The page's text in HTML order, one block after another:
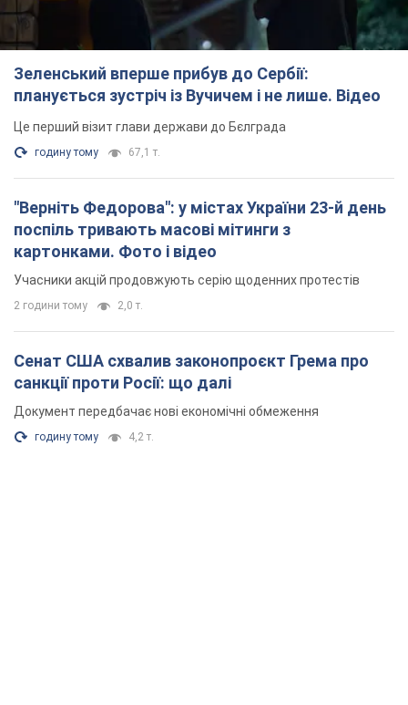
Зеленський вперше прибув до Сербії:
планується зустріч із Вучичем і не лише. Відео
Це перший візит глави держави до Бєлграда
годину тому 67,1 т.
"Верніть Федорова": у містах України 23-й день
поспіль тривають масові мітинги з
картонками. Фото і відео
Учасники акцій продовжують серію щоденних протестів
2 години тому 2,0 т.
Сенат США схвалив законопроєкт Грема про
санкції проти Росії: що далі
Документ передбачає нові економічні обмеження
годину тому 4,2 т.